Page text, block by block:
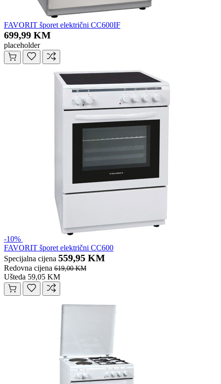
FAVORIT šporet električni CC600IF
699,99 KM
placeholder
-10%
FAVORIT šporet električni CC600
Specijalna cijena 559,95 KM
Redovna cijena 619,00 KM
Ušteda 59,05 KM